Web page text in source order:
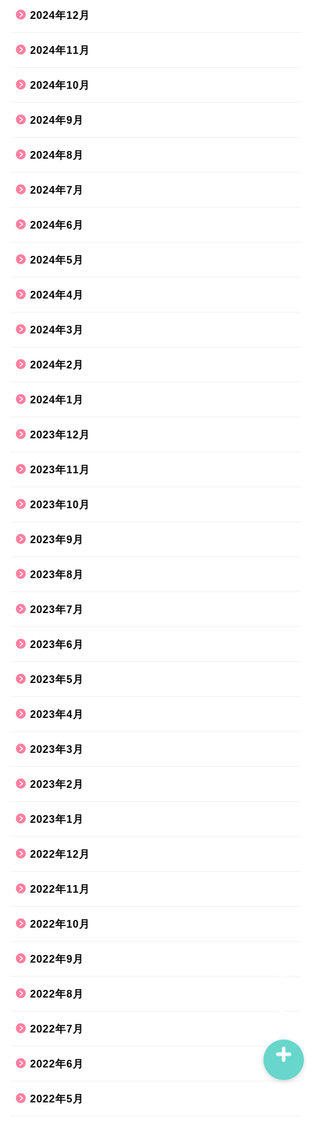
2024年12月
2024年11月
2024年10月
2024年9月
2024年8月
2024年7月
2024年6月
2024年5月
2024年4月
2024年3月
2024年2月
2024年1月
2023年12月
2023年11月
2023年10月
2023年9月
2023年8月
2023年7月
2023年6月
2023年5月
2023年4月
2023年3月
2023年2月
2023年1月
2022年12月
2022年11月
2022年10月
2022年9月
2022年8月
2022年7月
2022年6月
2022年5月